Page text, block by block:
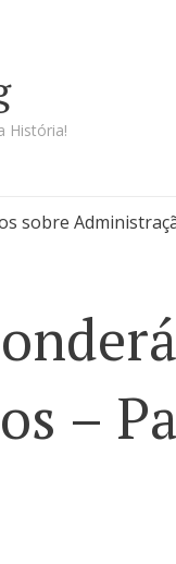
História!
sobre
–